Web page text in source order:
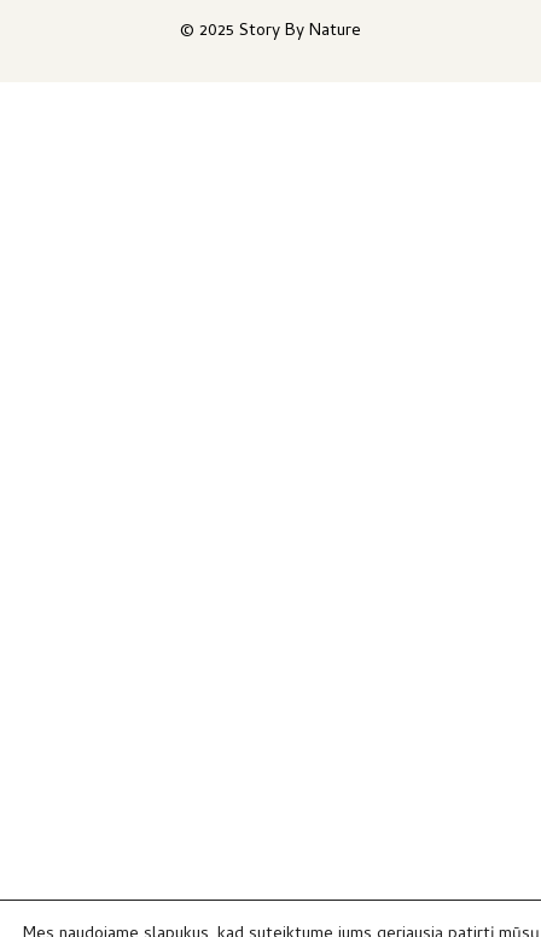
© 2025 Story By Nature